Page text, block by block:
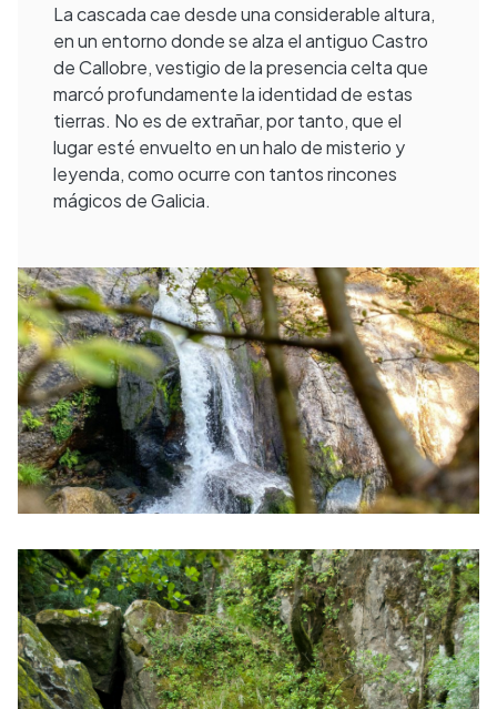
La cascada cae desde una considerable altura,
en un entorno donde se alza el antiguo Castro
de Callobre, vestigio de la presencia celta que
marcó profundamente la identidad de estas
tierras. No es de extrañar, por tanto, que el
lugar esté envuelto en un halo de misterio y
leyenda, como ocurre con tantos rincones
mágicos de Galicia.